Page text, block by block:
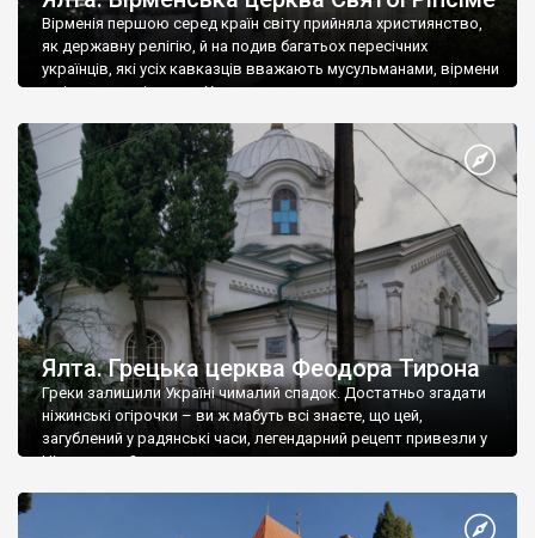
Вірменія першою серед країн світу прийняла християнство,
як державну релігію, й на подив багатьох пересічних
українців, які усіх кавказців вважають мусульманами, вірмени
є відданими вірянами Христа
Ялта. Грецька церква Феодора Тирона
Греки залишили Україні чималий спадок. Достатньо згадати
ніжинські огірочки – ви ж мабуть всі знаєте, що цей,
загублений у радянські часи, легендарний рецепт привезли у
Ніжин греки?